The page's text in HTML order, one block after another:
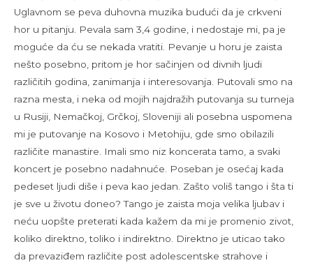
Uglavnom se peva duhovna muzika budući da je crkveni
hor u pitanju. Pevala sam 3,4 godine, i nedostaje mi, pa je
moguće da ću se nekada vratiti. Pevanje u horu je zaista
nešto posebno, pritom je hor sačinjen od divnih ljudi
različitih godina, zanimanja i interesovanja. Putovali smo na
razna mesta, i neka od mojih najdražih putovanja su turneja
u Rusiji, Nemačkoj, Grčkoj, Sloveniji ali posebna uspomena
mi je putovanje na Kosovo i Metohiju, gde smo obilazili
različite manastire. Imali smo niz koncerata tamo, a svaki
koncert je posebno nadahnuće. Poseban je osećaj kada
pedeset ljudi diše i peva kao jedan. Zašto voliš tango i šta ti
je sve u životu doneo? Tango je zaista moja velika ljubav i
neću uopšte preterati kada kažem da mi je promenio zivot,
koliko direktno, toliko i indirektno. Direktno je uticao tako
da prevaziđem različite post adolescentske strahove i